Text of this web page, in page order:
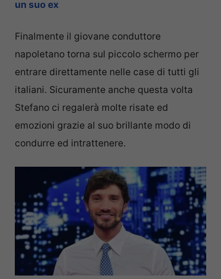
un suo ex
Finalmente il giovane conduttore
napoletano torna sul piccolo schermo per
entrare direttamente nelle case di tutti gli
italiani. Sicuramente anche questa volta
Stefano ci regalerà molte risate ed
emozioni grazie al suo brillante modo di
condurre ed intrattenere.